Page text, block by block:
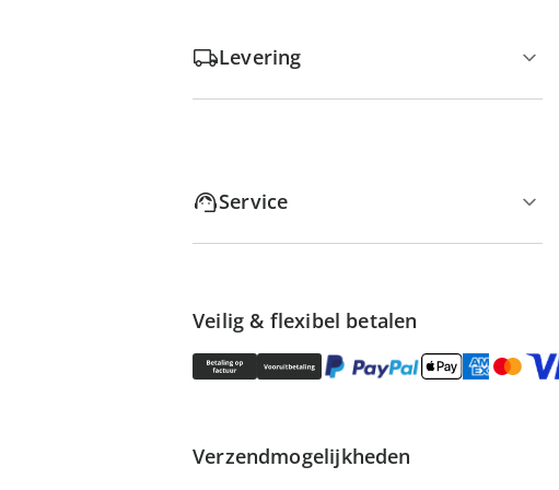
Levering
Service
Veilig & flexibel betalen
Verzendmogelijkheden